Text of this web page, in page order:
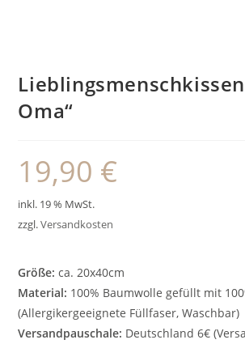
Oma“
19,90 €
inkl. 19 % MwSt.
zzgl.Versandkosten
Größe: ca. 20x40cm
Material: 100% Baumwolle gefüllt mit
(Allergikergeeignete Füllfaser, Waschbar)
Versandpauschale: Deutschland 6€